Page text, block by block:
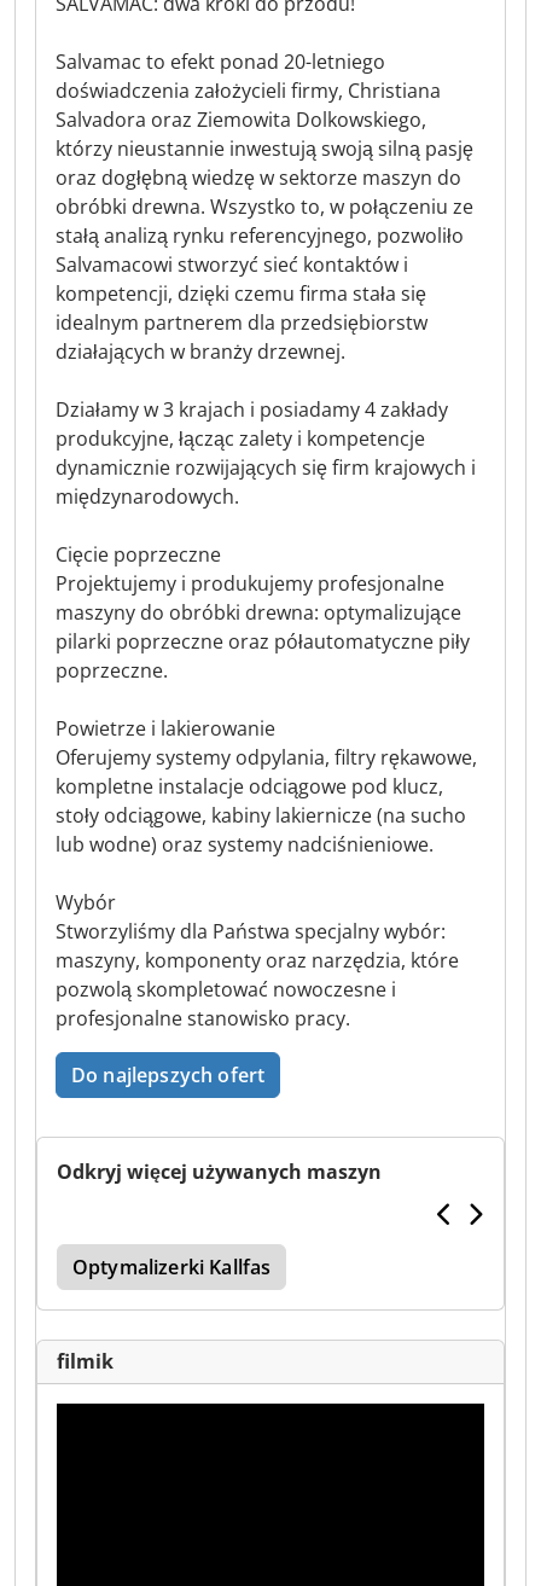
Salvamac to efekt ponad 20-letniego
doświadczenia założycieli firmy, Christiana
Salvadora oraz Ziemowita Dolkowskiego,
którzy nieustannie inwestują swoją silną pasję
oraz dogłębną wiedzę w sektorze maszyn do
obróbki drewna. Wszystko to, w połączeniu ze
stałą analizą rynku referencyjnego, pozwoliło
Salvamacowi stworzyć sieć kontaktów i
kompetencji, dzięki czemu firma stała się
idealnym partnerem dla przedsiębiorstw
działających w branży drzewnej.
Działamy w 3 krajach i posiadamy 4 zakłady
produkcyjne, łącząc zalety i kompetencje
dynamicznie rozwijających się firm krajowych i
międzynarodowych.
Cięcie poprzeczne
Projektujemy i produkujemy profesjonalne
maszyny do obróbki drewna: optymalizujące
pilarki poprzeczne oraz półautomatyczne piły
poprzeczne.
Powietrze i lakierowanie
Oferujemy systemy odpylania, filtry rękawowe,
kompletne instalacje odciągowe pod klucz,
stoły odciągowe, kabiny lakiernicze (na sucho
lub wodne) oraz systemy nadciśnieniowe.
Wybór
Stworzyliśmy dla Państwa specjalny wybór:
maszyny, komponenty oraz narzędzia, które
pozwolą skompletować nowoczesne i
profesjonalne stanowisko pracy.
Do najlepszych ofert
Odkryj więcej używanych maszyn
Optymalizerki Kallfas
filmik